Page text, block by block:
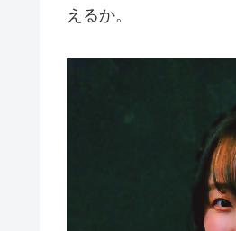
えるか。